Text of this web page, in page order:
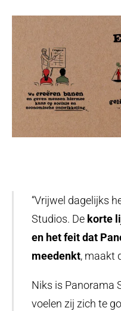
“Vrijwel dagelijks
Studios. De korte
en het feit dat
meedenkt, maakt
Niks is Panorama
voelen zij zich te
Ik ga akkoord
Panorama
VERSTUUR